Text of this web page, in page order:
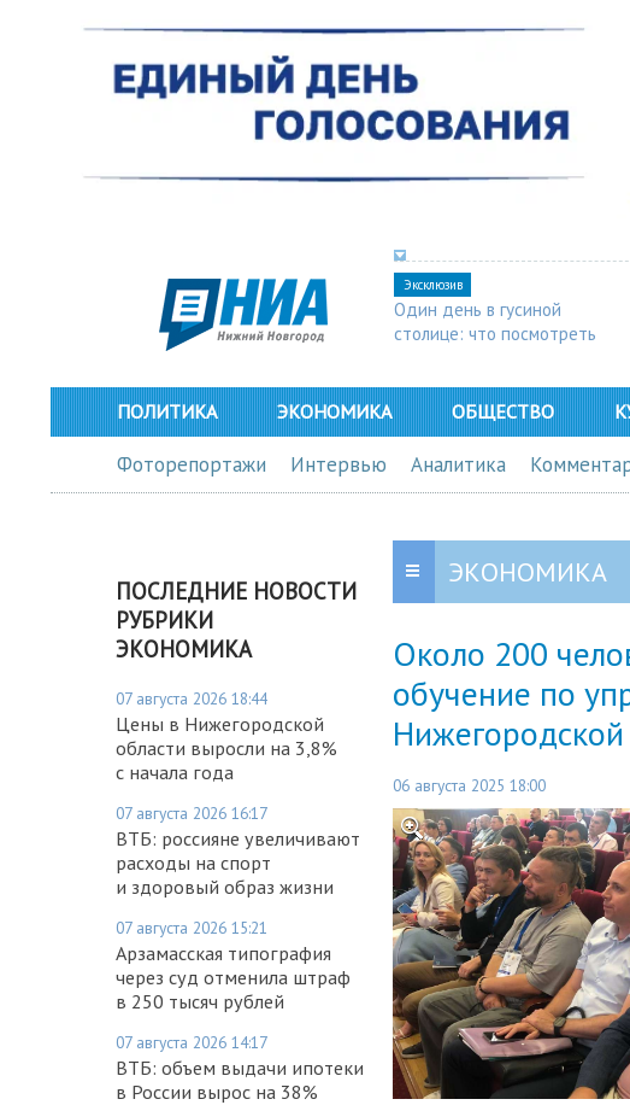
Эксклюзив
Один день в гусиной
столице: что посмотреть
ПОЛИТИКА ЭКОНОМИКА ОБЩЕСТВО
Фоторепортажи Интервью Аналитика
ПОСЛЕДНИЕ НОВОСТИ
РУБРИКИ
ЭКОНОМИКА
07 августа 2026 18:44
Цены в Нижегородской
области выросли на 3,8%
с начала года
07 августа 2026 16:17
ВТБ: россияне увеличивают
расходы на спорт
и здоровый образ жизни
07 августа 2026 15:21
Арзамасская типография
через суд отменила штраф
в 250 тысяч рублей
07 августа 2026 14:17
ВТБ: объем выдачи ипотеки
в России вырос на 38%
ЭКОНОМИКА
Около 200
обучение по
Нижегородской
06 августа 2025 18:00